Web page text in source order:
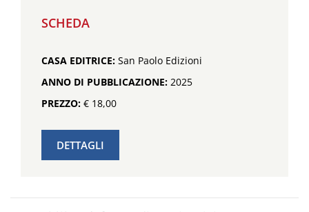
SCHEDA
CASA EDITRICE: San Paolo Edizioni
ANNO DI PUBBLICAZIONE: 2025
PREZZO: € 18,00
DETTAGLI